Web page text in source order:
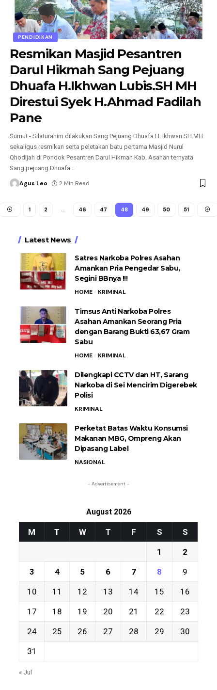
PENDIDIKAN
Resmikan Masjid Pesantren
Darul Hikmah Sang Pejuang
Dhuafa H.Ikhwan Lubis.SH MH
Direstui Syek H.Ahmad Fadilah
Pane
Sumut - Silaturahim dilakukan Sang Pejuang Dhuafa H. Ikhwan SH.MH
sekaligus resmikan serta peletakan batu pertama Masjid Nurul
Qhodijah di Pondok Pesantren Darul Hikmah Kab. Asahan ternyata
Sang pejuang Dhuafa
Agus Leo 2 Min Read
1 2 … 46 47 48 49 50 51
Latest News
Satres Narkoba Polres Asahan
Amankan Pria Pengedar Sabu,
Segini BBnya !!!
HOME KRIMINAL
Timsus Anti Narkoba Polres
Asahan Amankan Seorang Pria
dengan Barang Bukti 63,67 Gram
Sabu
HOME KRIMINAL
Dilengkapi CCTV dan HT, Sarang
Narkoba di Sei Mencirim Digerebek
Polisi
KRIMINAL
Perketat Batas Waktu Konsumsi
Makanan MBG, Ompreng Akan
Dipasang Label
NASIONAL
- Advertisement -
August 2026
M T W T F S S
1 2
3 4 5 6 7 8 9
10 11 12 13 14 15 16
17 18 19 20 21 22 23
24 25 26 27 28 29 30
31
« Jul